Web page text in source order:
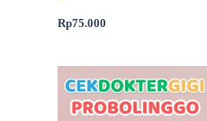
Rp75.000